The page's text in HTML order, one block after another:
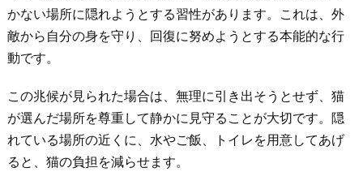
かない場所に隠れようとする習性があります。これは、外
敵から自分の身を守り、回復に努めようとする本能的な行
動です。
この兆候が見られた場合は、無理に引き出そうとせず、猫
が選んだ場所を尊重して静かに見守ることが大切です。隠
れている場所の近くに、水やご飯、トイレを用意してあげ
ると、猫の負担を減らせます。